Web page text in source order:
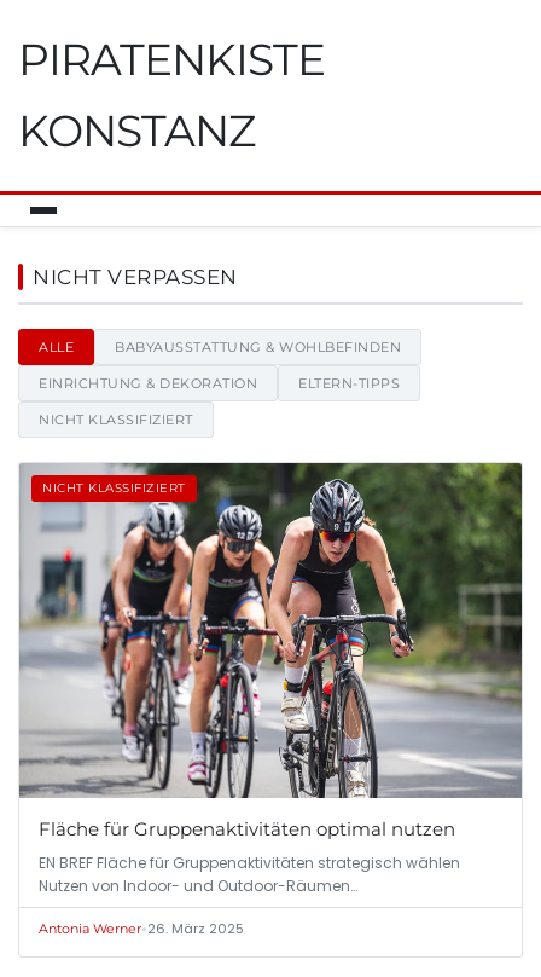
PIRATENKISTE
KONSTANZ
Piratenkiste Konstanz -
NICHT VERPASSEN
ALLE BABYAUSSTATTUNG & WOHLBEFINDEN
EINRICHTUNG & DEKORATION ELTERN-TIPPS
NICHT KLASSIFIZIERT
NICHT KLASSIFIZIERT
Fläche für Gruppenaktivitäten optimal nutzen
EN BREF Fläche für Gruppenaktivitäten strategisch wählen
Nutzen von Indoor- und Outdoor-Räumen…
Antonia Werner•26. März 2025